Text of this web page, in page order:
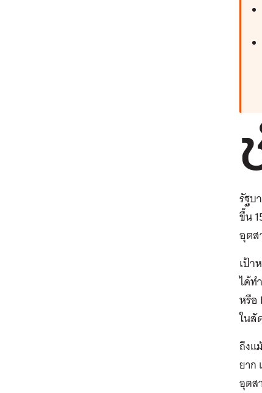
รัฐบ
ขึ้น
อุตส
เป้า
ได้ท
หรือ
ในสั
ถึงแ
ยาก
อุตส